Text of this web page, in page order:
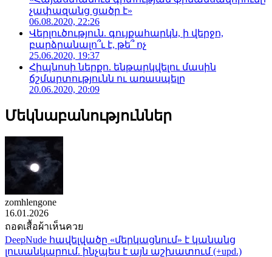
չափազանց ցածր է»
06.08.2020, 22:26
Վերլուծություն. գույքահարկն, ի վերջո,
բարձրանալո՞ւ է, թե՞ ոչ
25.06.2020, 19:37
Հիպնոսի ներքո. ենթարկվելու մասին
ճշմարտությունն ու առասպելը
20.06.2020, 20:09
Մեկնաբանություններ
zomhlengone
16.01.2026
ถอดเสื้อผ้าเห็นควย
DeepNude հավելվածը «մերկացնում» է կանանց
լուսանկարում. ինչպես է այն աշխատում (+upd.)